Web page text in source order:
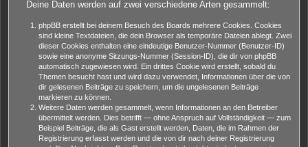
Deine Daten werden auf zwei verschiedene Arten gesammelt:
phpBB erstellt bei deinem Besuch des Boards mehrere Cookies. Cookies
sind kleine Textdateien, die dein Browser als temporäre Dateien ablegt. Zwei
dieser Cookies enthalten eine eindeutige Benutzer-Nummer (Benutzer-ID)
sowie eine anonyme Sitzungs-Nummer (Session-ID), die dir von phpBB
automatisch zugewiesen wird. Ein drittes Cookie wird erstellt, sobald du
Themen besucht hast und wird dazu verwendet, Informationen über die von
dir gelesenen Beiträge zu speichern, um die ungelesenen Beiträge
markieren zu können.
Weitere Daten werden gesammelt, wenn Informationen an den Betreiber
übermittelt werden. Dies betrifft — ohne Anspruch auf Vollständigkeit — zum
Beispiel Beiträge, die als Gast erstellt werden, Daten, die im Rahmen der
Registrierung erfasst werden und die von dir nach deiner Registrierung